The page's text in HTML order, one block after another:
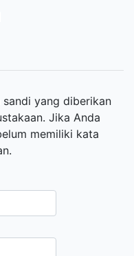
yang diberikan
Jika Anda
memiliki kata